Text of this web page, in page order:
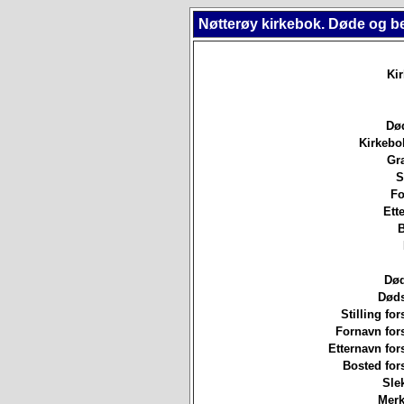
Nøtterøy kirkebok. Døde og
Stilling
Fornavn
Etternavn
Bosted